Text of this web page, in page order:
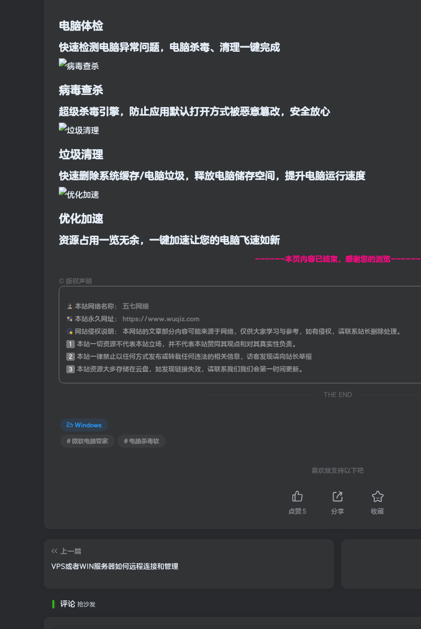
电脑体检
快速检测电脑异常问题，电脑杀毒、清理一键完成
病毒查杀
超级杀毒引擎，防止应用默认打开方式被恶意篡改，安全放心
垃圾清理
快速删除系统缓存/电脑垃圾，释放电脑储存空间，提升电脑运行速度
优化加速
资源占用一览无余，一键加速让您的电脑飞速如新
------本页内容已结束，感谢您的浏览------
© 版权声明
本站网络名称：
五七网络
本站永久网址：
https://www.wuqiz.com
网站侵权说明：
本网站的文章部分内容可能来源于网络，仅供大家学习与参考，如有侵权，请联系站长删除处理。
1
本站一切资源不代表本站立场，并不代表本站赞同其观点和对其真实性负责。
2
本站一律禁止以任何方式发布或转载任何违法的相关信息，访客发现请向站长举报
3
本站资源大多存储在云盘，如发现链接失效，请联系我们我们会第一时间更新。
THE END
Windows
# 微软电脑管家 # 电脑杀毒软
喜欢就支持以下吧
点赞 5 分享 收藏
上一篇
VPS或者WIN服务器如何远程连接和管理
评论 抢沙发